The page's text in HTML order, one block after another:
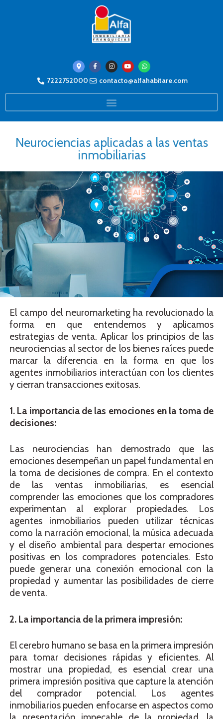
7222752000 contacto@alfahabitare.com
Neurociencias aplicadas a las ventas
inmobiliarias
El campo del neuromarketing ha revolucionado la
forma en que entendemos y aplicamos
estrategias de venta. Aplicar los principios de las
neurociencias al sector de los bienes raíces puede
marcar la diferencia en la forma en que los
agentes inmobiliarios interactúan con los clientes
y cierran transacciones exitosas.
1. La importancia de las emociones en la toma de
decisiones:
Las neurociencias han demostrado que las
emociones desempeñan un papel fundamental en
la toma de decisiones de compra. En el contexto
de las ventas inmobiliarias, es esencial
comprender las emociones que los compradores
experimentan al explorar propiedades. Los
agentes inmobiliarios pueden utilizar técnicas
como la narración emocional, la música adecuada
y el diseño ambiental para despertar emociones
positivas en los compradores potenciales. Esto
puede generar una conexión emocional con la
propiedad y aumentar las posibilidades de cierre
de venta.
2. La importancia de la primera impresión:
El cerebro humano se basa en la primera impresión
para tomar decisiones rápidas y eficientes. Al
mostrar una propiedad, es esencial crear una
primera impresión positiva que capture la atención
del comprador potencial. Los agentes
inmobiliarios pueden enfocarse en aspectos como